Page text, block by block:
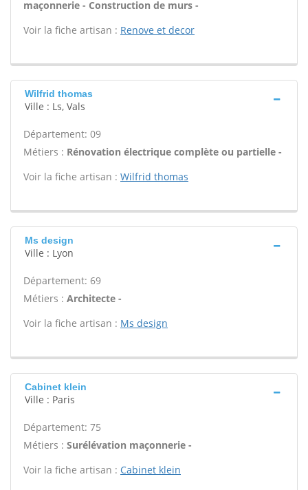
maçonnerie - Construction de murs -
Voir la fiche artisan : Renove et decor
Wilfrid thomas
Ville : Ls, Vals
Département: 09
Métiers : Rénovation électrique complète ou partielle -
Voir la fiche artisan : Wilfrid thomas
Ms design
Ville : Lyon
Département: 69
Métiers : Architecte -
Voir la fiche artisan : Ms design
Cabinet klein
Ville : Paris
Département: 75
Métiers : Surélévation maçonnerie -
Voir la fiche artisan : Cabinet klein